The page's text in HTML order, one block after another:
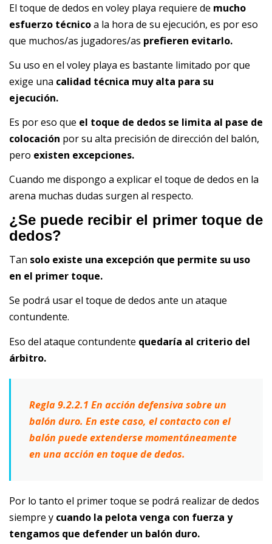
El toque de dedos en voley playa requiere de mucho
esfuerzo técnicoa la hora de su ejecución, es por eso
que muchos/as jugadores/as prefieren evitarlo.
Su uso en el voley playa es bastante limitado por que
exige una calidad técnica muy alta para su
ejecución.
Es por eso que el toque de dedos se limita al pase de
colocación por su alta precisión de dirección del balón,
pero existen excepciones.
Cuando me dispongo a explicar el toque de dedos en la
arena muchas dudas surgen al respecto.
¿Se puede recibir el primer toque de
dedos?
Tan solo existe una excepción que permite su uso
en el primer toque.
Se podrá usar el toque de dedos ante un ataque
contundente.
Eso del ataque contundente quedaría al criterio del
árbitro.
Regla 9.2.2.1 En acción defensiva sobre un
balón duro. En este caso, el contacto con el
balón puede extenderse momentáneamente
en una acción en toque de dedos.
Por lo tanto el primer toque se podrá realizar de dedos
siempre y cuando la pelota venga con fuerza y
tengamos que defender un balón duro.